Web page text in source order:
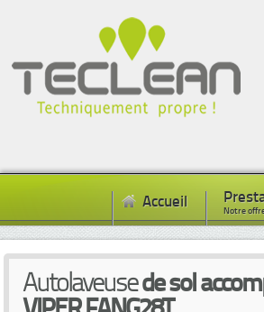
Accueil
Notre
Autolaveusede sol